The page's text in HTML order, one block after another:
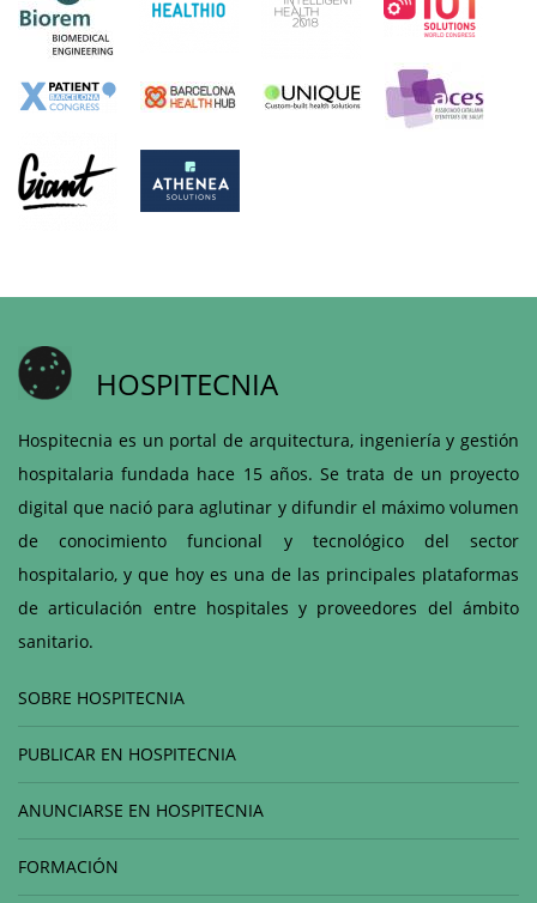
HOSPITECNIA
Hospitecnia es un portal de arquitectura, ingeniería y gestión
hospitalaria fundada hace 15 años. Se trata de un proyecto
digital que nació para aglutinar y difundir el máximo volumen
de conocimiento funcional y tecnológico del sector
hospitalario, y que hoy es una de las principales plataformas
de articulación entre hospitales y proveedores del ámbito
sanitario.
SOBRE HOSPITECNIA
PUBLICAR EN HOSPITECNIA
ANUNCIARSE EN HOSPITECNIA
FORMACIÓN